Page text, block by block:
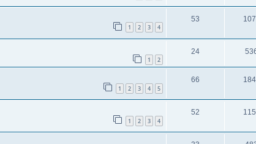
1 2 3 4
53
1 2
24
1 2 3 4 5
66
1 2 3 4
52